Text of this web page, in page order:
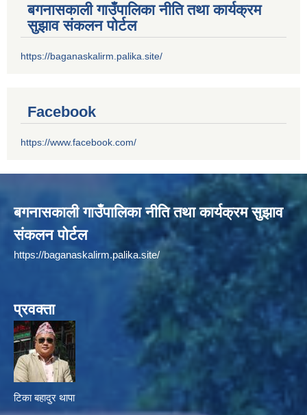
बगनासकाली गाउँपालिका नीति तथा कार्यक्रम
सुझाव संकलन पोर्टल
https://baganaskalirm.palika.site/
Facebook
https://www.facebook.com/
बगनासकाली गाउँपालिका नीति तथा कार्यक्रम सुझाव
संकलन पोर्टल
https://baganaskalirm.palika.site/
प्रवक्ता
टिका बहादुर थापा